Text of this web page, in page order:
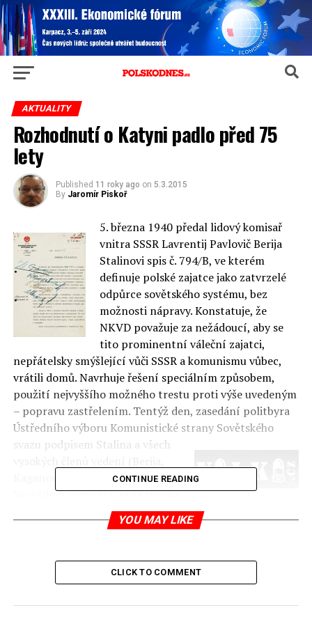
AKTUALITY
Rozhodnutí o Katyni padlo před 75
lety
Published 11 roky ago on 5.3.2015
By Jaromír Piskoř
5. března 1940 předal lidový komisař
vnitra SSSR Lavrentij Pavlovič Berija
Stalinovi spis č. 794/B, ve kterém
definuje polské zajatce jako zatvrzelé
odpůrce sovětského systému, bez
možnosti nápravy. Konstatuje, že
NKVD považuje za nežádoucí, aby se
tito prominentní váleční zajatci,
nepřátelsky smýšlející vůči SSSR a komunismu vůbec,
vrátili domů. Navrhuje řešení speciálním způsobem,
použití nejvyššího možného trestu proti výše uvedeným
– popravu zastřelením. Tentýž den, zasedání politbyra
Ústředního výboru Komunistické strany Sovětského
svazu podpisem Stalina a všech
Kaganovič, Kalinin, Molotov,
Vorošilov) rozhodlo, že se zhruba
26 000 polských nepřátel má podrobit nejvyššímu
Tímto usnesením bylo rozhodnuto o osudu 15
rozvědky a kontrarozvědky, četníků, policistů a
pracovníků vězeňské služby držených ve zmíněných
CONTINUE READING
YOU MAY LIKE
CLICK TO COMMENT